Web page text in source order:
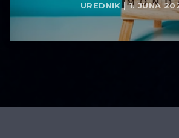
UREDNIK | 1. JUNA